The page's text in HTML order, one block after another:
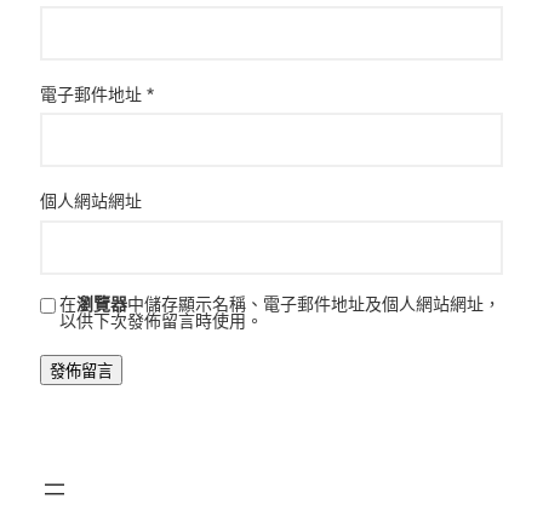
電子郵件地址 *
個人網站網址
在瀏覽器中儲存顯示名稱、電子郵件地址及個人網站網址，
以供下次發佈留言時使用。